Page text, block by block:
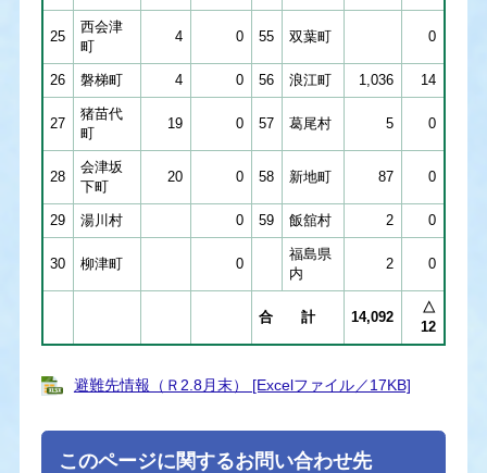
25
西会津
町
4 0 55 双葉町 0
26 磐梯町 4 0 56 浪江町 1,036 14
27
猪苗代
町
19 0 57 葛尾村 5 0
28
会津坂
下町
20 0 58 新地町 87 0
29 湯川村 0 59 飯舘村 2 0
30 柳津町 0
福島県
内
2 0
合 計 14,092
△
12
避難先情報（Ｒ2.8月末） [Excelファイル／17KB]
このページに関するお問い合わせ先